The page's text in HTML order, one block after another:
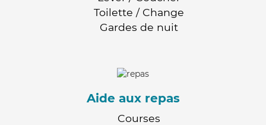
Toilette / Change
Gardes de nuit
Aide aux repas
Courses